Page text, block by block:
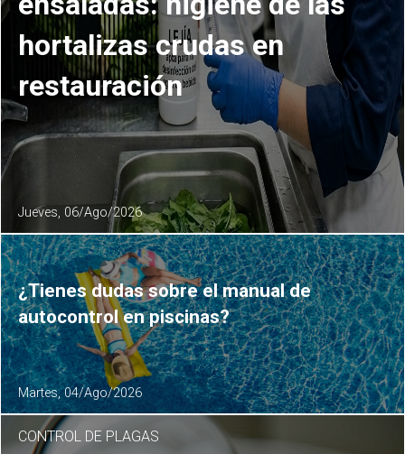
hortalizas crudas en
restauración
Jueves, 06/Ago/2026
¿Tienes dudas sobre el manual de
autocontrol en piscinas?
Martes, 04/Ago/2026
CONTROL DE PLAGAS